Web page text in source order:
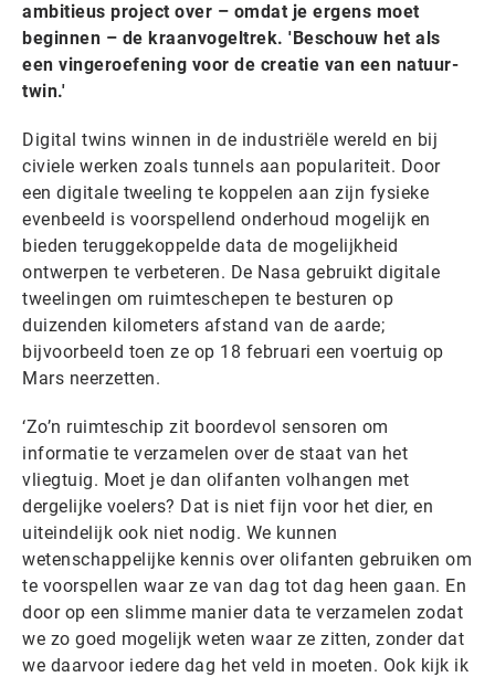
ambitieus project over – omdat je ergens moet
beginnen – de kraanvogeltrek. 'Beschouw het als
een vingeroefening voor de creatie van een natuur-
twin.'
Digital twins winnen in de industriële wereld en bij
civiele werken zoals tunnels aan populariteit. Door
een digitale tweeling te koppelen aan zijn fysieke
evenbeeld is voorspellend onderhoud mogelijk en
bieden teruggekoppelde data de mogelijkheid
ontwerpen te verbeteren. De Nasa gebruikt digitale
tweelingen om ruimteschepen te besturen op
duizenden kilometers afstand van de aarde;
bijvoorbeeld toen ze op 18 februari een voertuig op
Mars neerzetten.
‘Zo’n ruimteschip zit boordevol sensoren om
informatie te verzamelen over de staat van het
vliegtuig. Moet je dan olifanten volhangen met
dergelijke voelers? Dat is niet fijn voor het dier, en
uiteindelijk ook niet nodig. We kunnen
wetenschappelijke kennis over olifanten gebruiken om
te voorspellen waar ze van dag tot dag heen gaan. En
door op een slimme manier data te verzamelen zodat
we zo goed mogelijk weten waar ze zitten, zonder dat
we daarvoor iedere dag het veld in moeten. Ook kijk ik